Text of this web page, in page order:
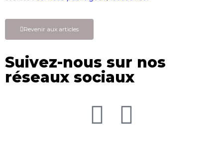
Revenir aux articles
Suivez-nous sur nos
réseaux sociaux